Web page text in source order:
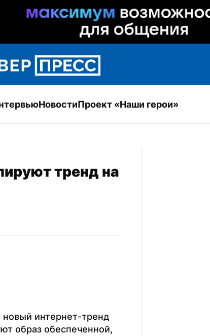
НовостиПроект «Наши герои»
тренд на
новый интернет-тренд
образ обеспеченной,